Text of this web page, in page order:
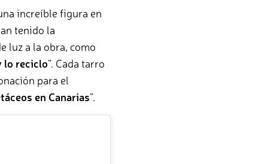
increíble figura en
tenido la
luz a la obra, como
lo reciclo”. Cada tarro
para el
en Canarias”.